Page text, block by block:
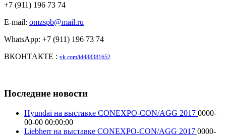
+7 (911) 196 73 74
E-mail: omzspb@mail.ru
WhatsApp: +7 (911) 196 73 74
ВКОНТАКТЕ : vk.com/id488381652
Последние новости
Hyundai на выставке CONEXPO-CON/AGG 2017 0000-
00-00 00:00:00
Liebherr на выставке CONEXPO-CON/AGG 2017 0000-